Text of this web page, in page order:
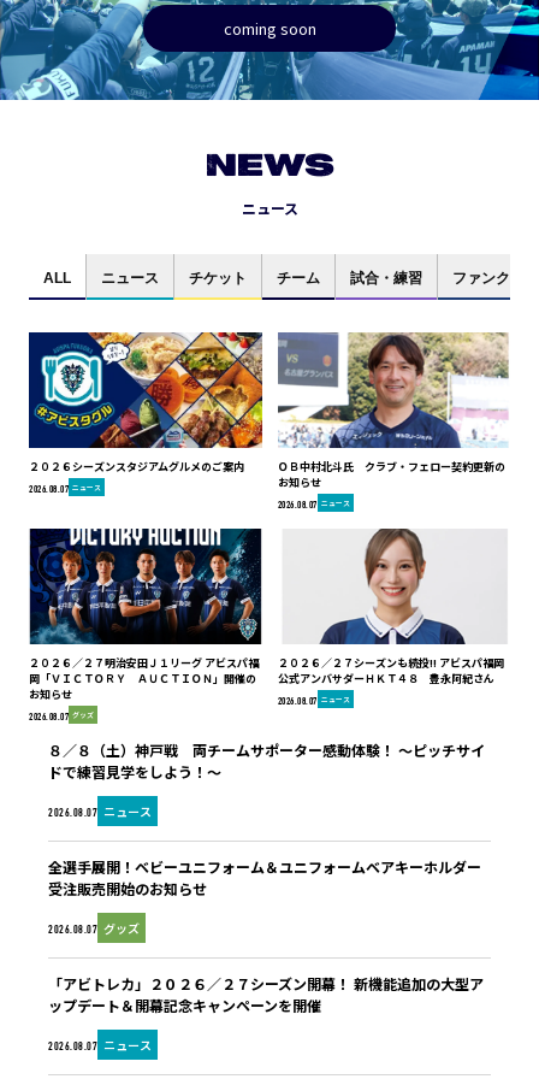
coming soon
NEWS
ニュース
ALL ニュース チケット チーム 試合・練習 ファンクラブ
２０２６シーズンスタジアムグルメのご案内
2026.08.07 ニュース
ＯＢ中村北斗氏 クラブ・フェロー契約更新の
お知らせ
2026.08.07 ニュース
２０２６／２７明治安田Ｊ１リーグ アビスパ福
岡「ＶＩＣＴＯＲＹ ＡＵＣＴＩＯＮ」開催の
お知らせ
2026.08.07 グッズ
２０２６／２７シーズンも続投!! アビスパ福岡
公式アンバサダーＨＫＴ４８ 豊永阿紀さん
2026.08.07 ニュース
2026.08.07 ニュース
８／８（土）神戸戦 両チームサポーター感動体験！ ～ピッチサイ
ドで練習見学をしよう！～
2026.08.07 グッズ
全選手展開！ベビーユニフォーム＆ユニフォームベアキーホルダー
受注販売開始のお知らせ
2026.08.07 ニュース
「アビトレカ」２０２６／２７シーズン開幕！ 新機能追加の大型ア
ップデート＆開幕記念キャンペーンを開催